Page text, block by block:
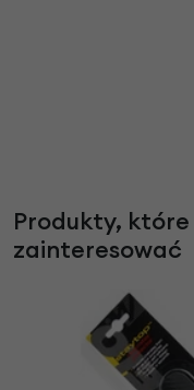
Produkty,
zainteresować